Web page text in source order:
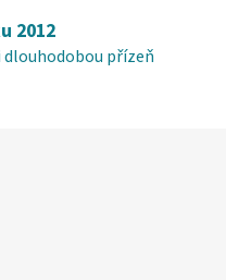
2012
dlouhodobou přízeň